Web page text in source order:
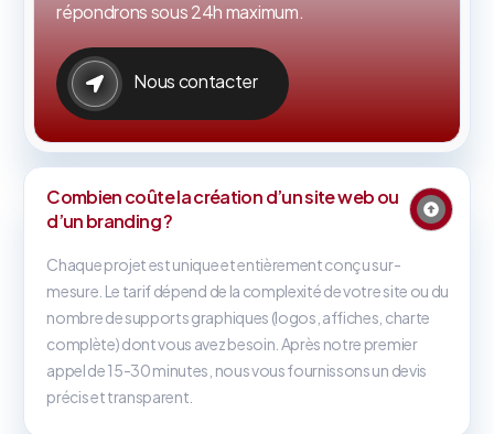
répondrons sous 24h maximum.
Nous contacter
Combien coûte la création d’un site web ou
d’un branding ?
Chaque projet est unique et entièrement conçu sur-
mesure. Le tarif dépend de la complexité de votre site ou du
nombre de supports graphiques (logos, affiches, charte
complète) dont vous avez besoin. Après notre premier
appel de 15-30 minutes, nous vous fournissons un devis
précis et transparent.